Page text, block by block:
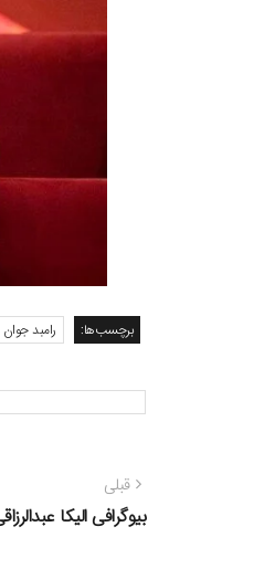
برچسب‌ها: رامبد جوان
راهبری
نوشته
قبلی
قبلی:
بیوگرافی الیکا